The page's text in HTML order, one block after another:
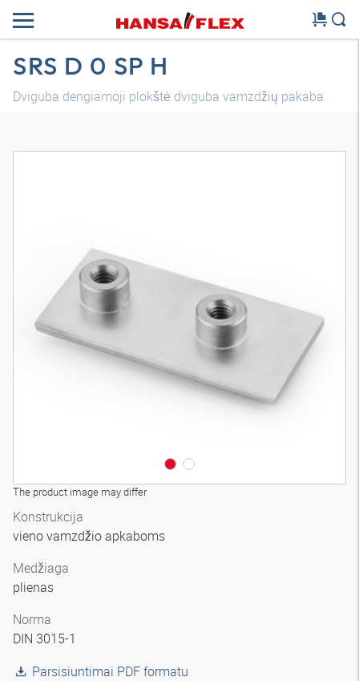
SRS D 0 SP H
Dviguba dengiamoji plokštė dviguba vamzdžių pakaba
The product image may differ
Konstrukcija
vieno vamzdžio apkaboms
Medžiaga
plienas
Norma
DIN 3015-1
Parsisiuntimai PDF formatu